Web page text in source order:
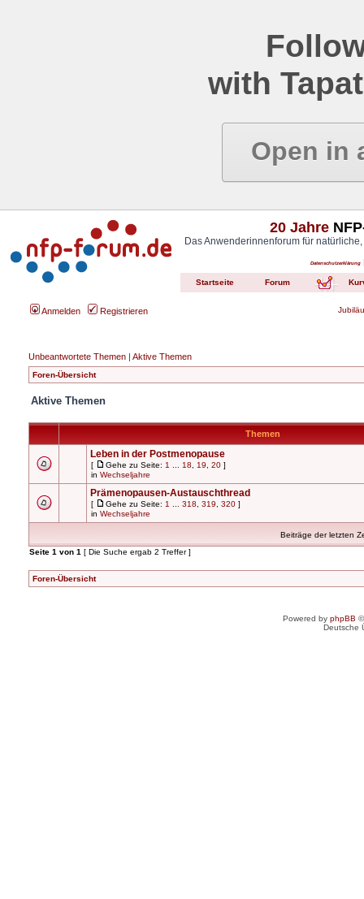
with
Open in
20 Jahre
Das Anwenderinnenforum für
Datenschutzerklärung
Startseite Forum
Anmelden Registrieren
Unbeantwortete Themen | Aktive Themen
Foren-Übersicht
Aktive Themen
Themen
Leben in der Postmenopause
[ Gehe zu Seite: 1 18 19 20 ]
in Wechseljahre
Prämenopausen-Austauschthread
[ Gehe zu Seite: 1 318 319 320 ]
in Wechseljahre
Beiträge der letzten
Seite 1 von 1 [ Die Suche ergab 2 Treffer ]
Foren-Übersicht
Powered by phpBB
Deutsche